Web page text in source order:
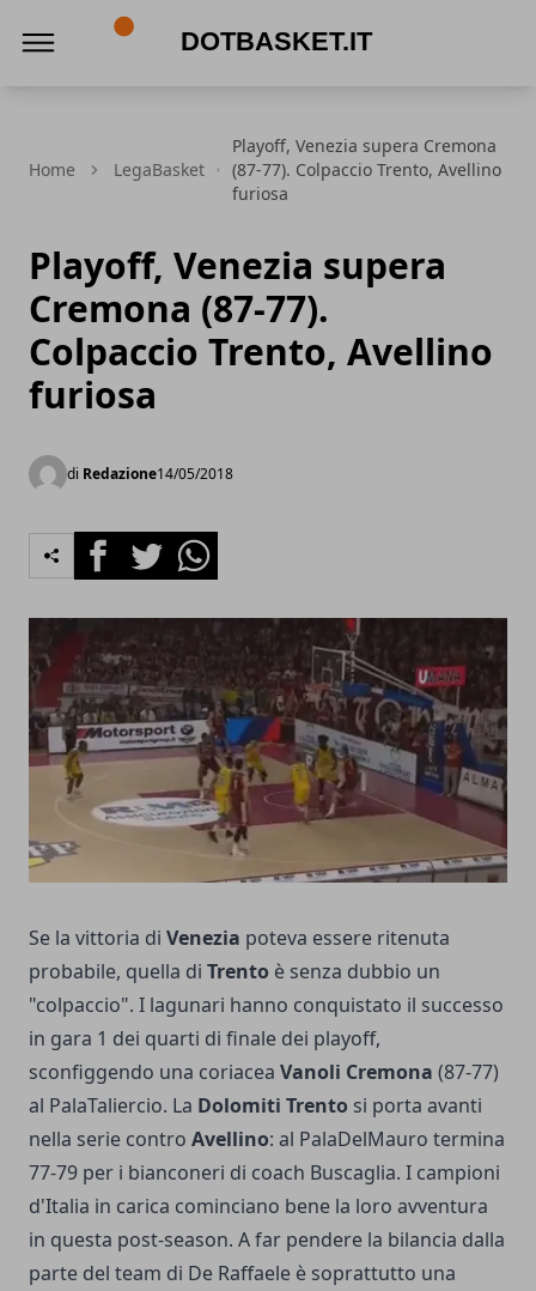
Home LegaBasket
Playoff, Venezia supera Cremona
(87-77). Colpaccio Trento, Avellino
furiosa
Playoff, Venezia supera
Cremona (87-77).
Colpaccio Trento, Avellino
furiosa
di Redazione14/05/2018
FacebookTwitterWhatsapp
Se la vittoria di Venezia poteva essere ritenuta
probabile, quella di Trento è senza dubbio un
"colpaccio". I lagunari hanno conquistato il successo
in gara 1 dei quarti di finale dei playoff,
sconfiggendo una coriacea Vanoli Cremona (87-77)
al PalaTaliercio. La Dolomiti Trento si porta avanti
nella serie contro Avellino: al PalaDelMauro termina
77-79 per i bianconeri di coach Buscaglia. I campioni
d'Italia in carica cominciano bene la loro avventura
in questa post-season. A far pendere la bilancia dalla
parte del team di De Raffaele è soprattutto una